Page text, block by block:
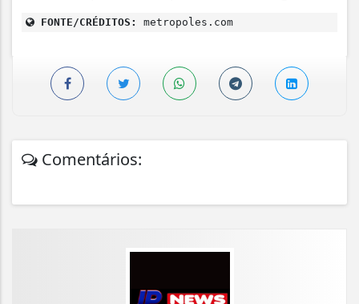
FONTE/CRÉDITOS: metropoles.com
Comentários: